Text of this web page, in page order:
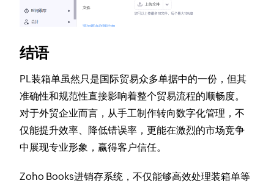
结语
PL装箱单虽然只是国际贸易众多单据中的一份，但其
准确性和规范性直接影响着整个贸易流程的顺畅度。
对于外贸企业而言，从手工制作转向数字化管理，不
仅能提升效率、降低错误率，更能在激烈的市场竞争
中展现专业形象，赢得客户信任。
Zoho Books进销存系统，不仅能够高效处理装箱单等